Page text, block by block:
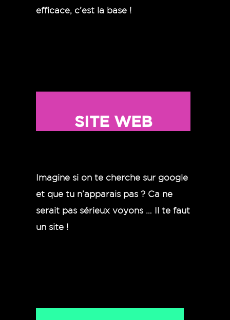
efficace, c’est la base !
SITE WEB
Imagine si on te cherche sur google
et que tu n’apparais pas ? Ca ne
serait pas sérieux voyons … Il te faut
un site !